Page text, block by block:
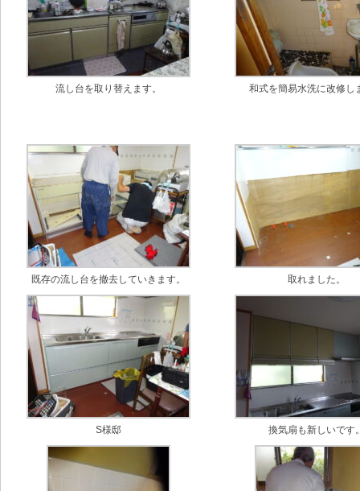
流し台を取り替えます。 和式を簡易水洗に改修し
既存の流し台を撤去していきます。 取れました。
S様邸 換気扇も新しいです